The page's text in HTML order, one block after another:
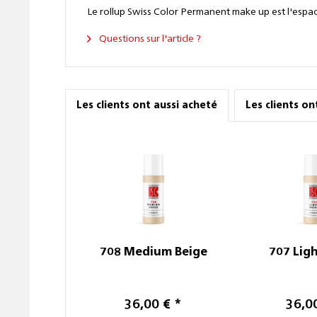
Le rollup Swiss Color Permanent make up est
Questions sur l'article ?
Les clients ont aussi acheté Les clients
708 Medium Beige
36,00 € *
707